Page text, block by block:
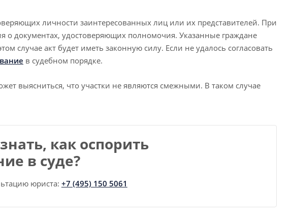
личности заинтересованных лиц или их представителей. При
о документах, удостоверяющих полномочия. Указанные граждане
случае акт будет иметь законную силу. Если не удалось согласовать
в судебном порядке.
выясниться, что участки не являются смежными. В таком случае
как оспорить
в суде?
юриста: +7 (495) 150 5061